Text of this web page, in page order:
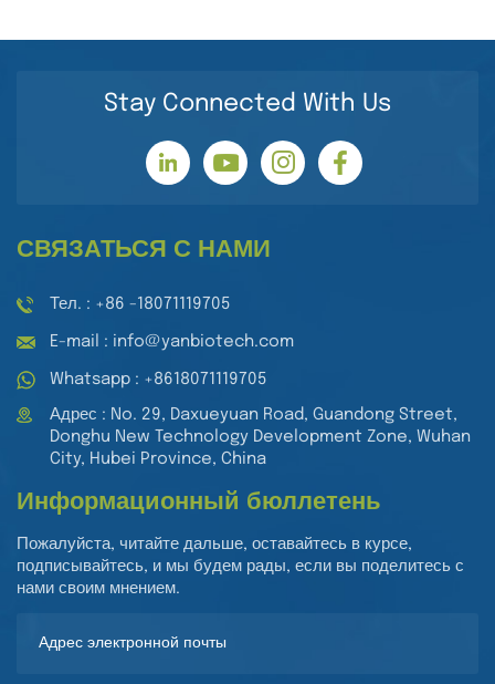
Stay Connected With Us
СВЯЗАТЬСЯ С НАМИ
Тел. : +86 -18071119705
E-mail : info@yanbiotech.com
Whatsapp : +8618071119705
Адрес : No. 29, Daxueyuan Road, Guandong Street,
Donghu New Technology Development Zone, Wuhan
City, Hubei Province, China
Информационный бюллетень
Пожалуйста, читайте дальше, оставайтесь в курсе,
подписывайтесь, и мы будем рады, если вы поделитесь с
нами своим мнением.